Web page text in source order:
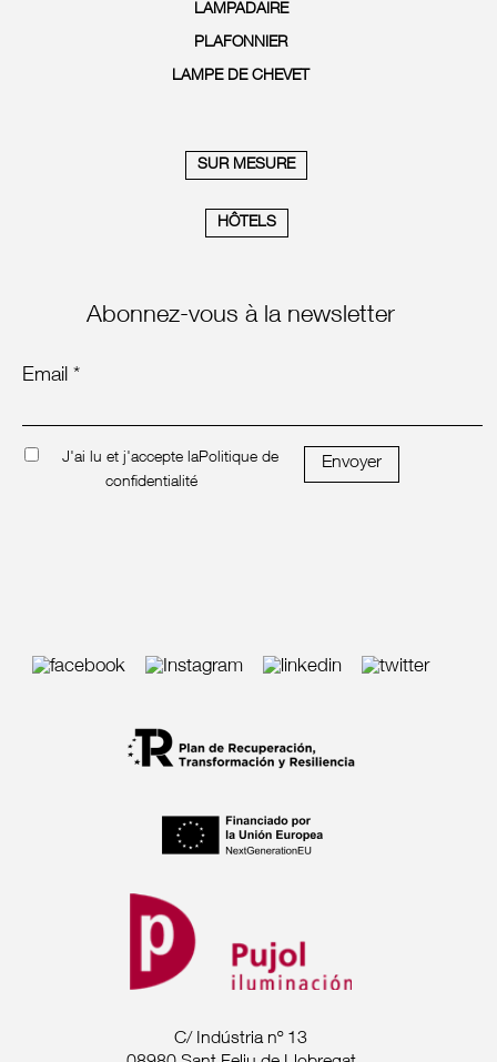
LAMPADAIRE
PLAFONNIER
LAMPE DE CHEVET
SUR MESURE
HÔTELS
Abonnez-vous à la newsletter
Email *
J'ai lu et j'accepte laPolitique de
confidentialité
Envoyer
C/ Indústria nº 13